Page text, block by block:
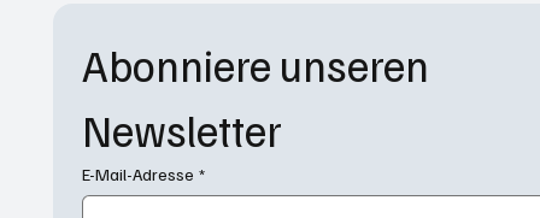
Abonniere unseren
Newsletter
E-Mail-Adresse *